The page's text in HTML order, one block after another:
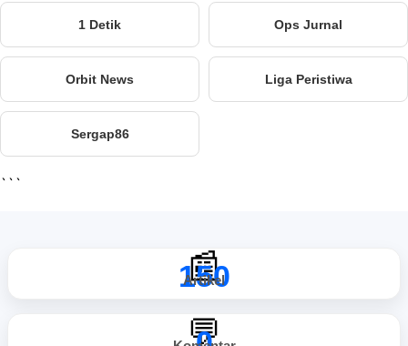
1 Detik Ops Jurnal
Orbit News Liga Peristiwa
Sergap86
```
📰
150
Artikel
💬